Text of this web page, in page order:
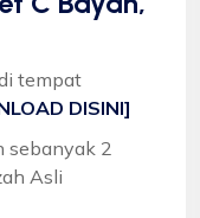
tempat
DISINI]
sebanyak 2
Asli